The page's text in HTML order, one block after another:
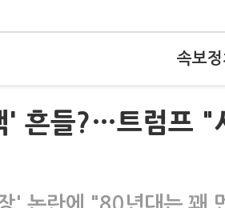
속보정
' 흔들?…트럼프 "